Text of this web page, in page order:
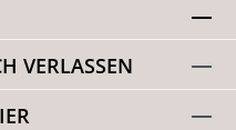
VERLASSEN